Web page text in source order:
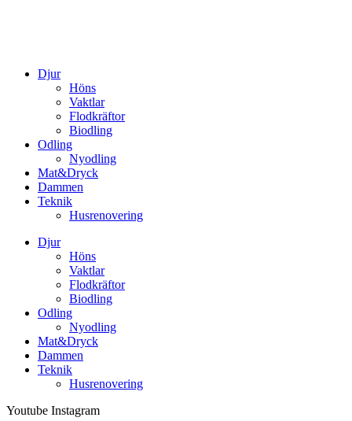
Djur
Höns
Vaktlar
Flodkräftor
Biodling
Odling
Nyodling
Mat&Dryck
Dammen
Teknik
Husrenovering
Djur
Höns
Vaktlar
Flodkräftor
Biodling
Odling
Nyodling
Mat&Dryck
Dammen
Teknik
Husrenovering
Youtube Instagram